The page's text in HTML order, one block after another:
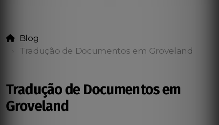
Blog
Tradução de Documentos em Groveland
Tradução de Documentos em
Groveland